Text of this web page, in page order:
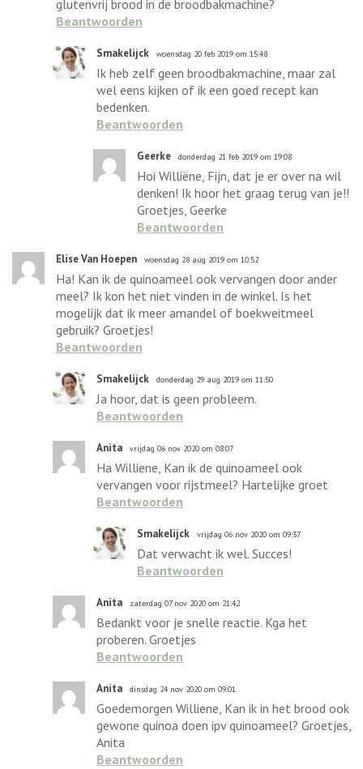
glutenvrij brood in de broodbakmachine?
Beantwoorden
Smakelijck woensdag 20 feb 2019 om 15:48
Ik heb zelf geen broodbakmachine, maar zal
wel eens kijken of ik een goed recept kan
bedenken.
Beantwoorden
Geerke donderdag 21 feb 2019 om 19:08
Hoi Williëne, Fijn, dat je er over na wil
denken! Ik hoor het graag terug van je!!
Groetjes, Geerke
Beantwoorden
Elise Van Hoepen woensdag 28 aug 2019 om 10:52
Ha! Kan ik de quinoameel ook vervangen door ander
meel? Ik kon het niet vinden in de winkel. Is het
mogelijk dat ik meer amandel of boekweitmeel
gebruik? Groetjes!
Beantwoorden
Smakelijck donderdag 29 aug 2019 om 11:50
Ja hoor, dat is geen probleem.
Beantwoorden
Anita vrijdag 06 nov 2020 om 08:07
Ha Williene, Kan ik de quinoameel ook
vervangen voor rijstmeel? Hartelijke groet
Beantwoorden
Smakelijck vrijdag 06 nov 2020 om 09:37
Dat verwacht ik wel. Succes!
Beantwoorden
Anita zaterdag 07 nov 2020 om 21:42
Bedankt voor je snelle reactie. Kga het
proberen. Groetjes
Beantwoorden
Anita dinsdag 24 nov 2020 om 09:01
Goedemorgen Williene, Kan ik in het brood ook
gewone quinoa doen ipv quinoameel? Groetjes,
Anita
Beantwoorden